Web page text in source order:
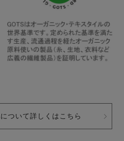
ついて詳しくはこちら